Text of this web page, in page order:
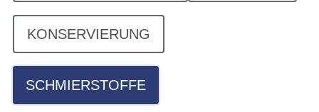
KONSERVIERUNG
SCHMIERSTOFFE